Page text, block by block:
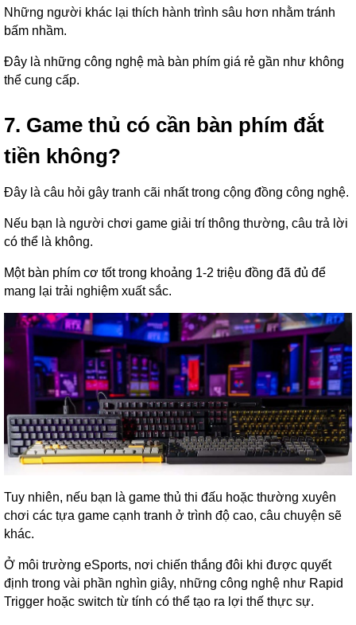
Những người khác lại thích hành trình sâu hơn nhằm tránh
bấm nhầm.
Đây là những công nghệ mà bàn phím giá rẻ gần như không
thể cung cấp.
7. Game thủ có cần bàn phím đắt
tiền không?
Đây là câu hỏi gây tranh cãi nhất trong cộng đồng công nghệ.
Nếu bạn là người chơi game giải trí thông thường, câu trả lời
có thể là không.
Một bàn phím cơ tốt trong khoảng 1-2 triệu đồng đã đủ để
mang lại trải nghiệm xuất sắc.
Tuy nhiên, nếu bạn là game thủ thi đấu hoặc thường xuyên
chơi các tựa game cạnh tranh ở trình độ cao, câu chuyện sẽ
khác.
Ở môi trường eSports, nơi chiến thắng đôi khi được quyết
định trong vài phần nghìn giây, những công nghệ như Rapid
Trigger hoặc switch từ tính có thể tạo ra lợi thế thực sự.